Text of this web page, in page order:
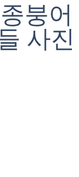
붕어
사진